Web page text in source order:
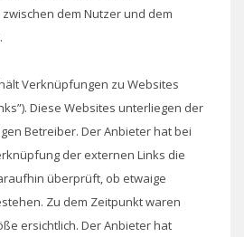
dem Nutzer und dem
Verknüpfungen zu Websites
Diese Websites unterliegen der
Betreiber. Der Anbieter hat bei
der externen Links die
überprüft, ob etwaige
Zu dem Zeitpunkt waren
ersichtlich. Der Anbieter hat